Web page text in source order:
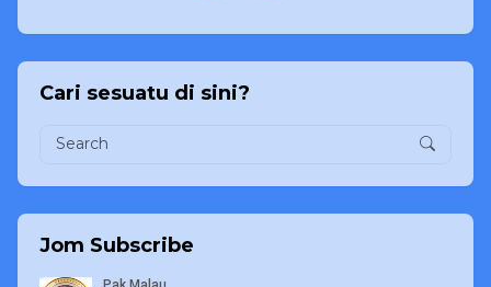
Cari sesuatu di sini?
Jom Subscribe